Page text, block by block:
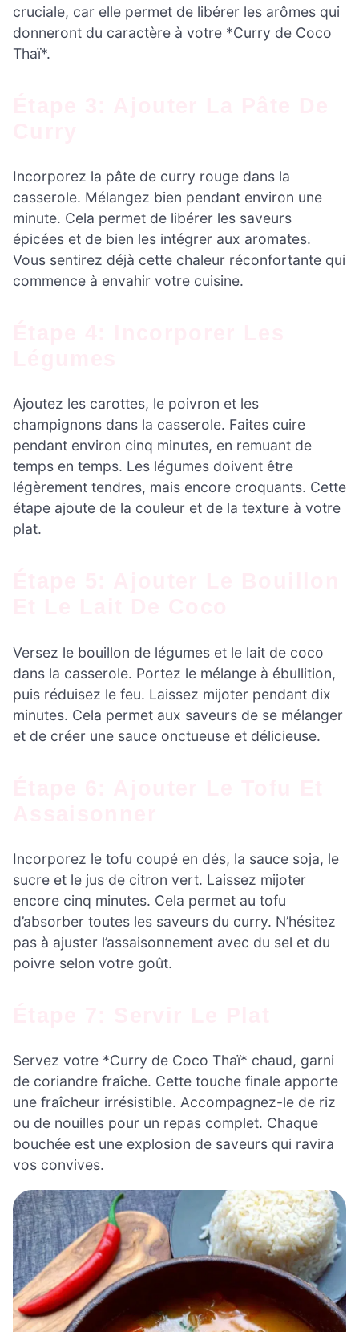
cruciale, car elle permet de libérer les arômes qui
donneront du caractère à votre *Curry de Coco
Thaï*.
Incorporez la pâte de curry rouge dans la
casserole. Mélangez bien pendant environ une
minute. Cela permet de libérer les saveurs
épicées et de bien les intégrer aux aromates.
Vous sentirez déjà cette chaleur réconfortante qui
commence à envahir votre cuisine.
Ajoutez les carottes, le poivron et les
champignons dans la casserole. Faites cuire
pendant environ cinq minutes, en remuant de
temps en temps. Les légumes doivent être
légèrement tendres, mais encore croquants. Cette
étape ajoute de la couleur et de la texture à votre
plat.
Versez le bouillon de légumes et le lait de coco
dans la casserole. Portez le mélange à ébullition,
puis réduisez le feu. Laissez mijoter pendant dix
minutes. Cela permet aux saveurs de se mélanger
et de créer une sauce onctueuse et délicieuse.
Incorporez le tofu coupé en dés, la sauce soja, le
sucre et le jus de citron vert. Laissez mijoter
encore cinq minutes. Cela permet au tofu
d’absorber toutes les saveurs du curry. N’hésitez
pas à ajuster l’assaisonnement avec du sel et du
poivre selon votre goût.
Servez votre *Curry de Coco Thaï* chaud, garni
de coriandre fraîche. Cette touche finale apporte
une fraîcheur irrésistible. Accompagnez-le de riz
ou de nouilles pour un repas complet. Chaque
bouchée est une explosion de saveurs qui ravira
vos convives.